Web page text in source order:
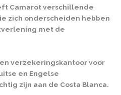
Camarot verschillende
zich onderscheiden hebben
met de
verzekeringskantoor voor
en Engelse
zijn aan de Costa Blanca.